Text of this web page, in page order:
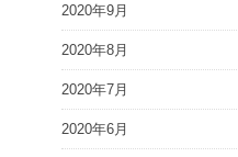
2020年9月
2020年8月
2020年7月
2020年6月